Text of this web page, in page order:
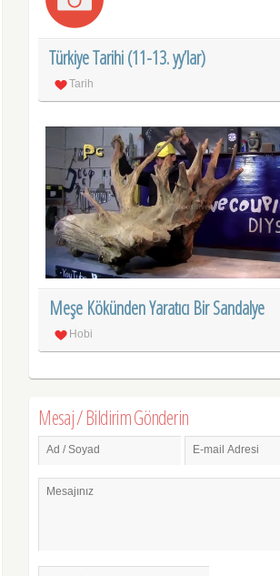
Türkiye Tarihi (11-13. yy’lar)
Tarih
Meşe Kökünden Yaratıcı Bir Sandalye
Hobi
Mesaj / Bildirim Gönderin
Ad / Soyad E-mail Adresi
Mesajınız